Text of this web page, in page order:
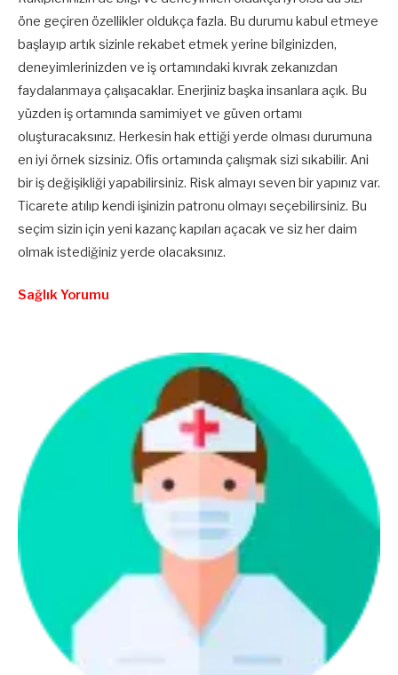
öne geçiren özellikler oldukça fazla. Bu durumu kabul etmeye
başlayıp artık sizinle rekabet etmek yerine bilginizden,
deneyimlerinizden ve iş ortamındaki kıvrak zekanızdan
faydalanmaya çalışacaklar. Enerjiniz başka insanlara açık. Bu
yüzden iş ortamında samimiyet ve güven ortamı
oluşturacaksınız. Herkesin hak ettiği yerde olması durumuna
en iyi örnek sizsiniz. Ofis ortamında çalışmak sizi sıkabilir. Ani
bir iş değişikliği yapabilirsiniz. Risk almayı seven bir yapınız var.
Ticarete atılıp kendi işinizin patronu olmayı seçebilirsiniz. Bu
seçim sizin için yeni kazanç kapıları açacak ve siz her daim
olmak istediğiniz yerde olacaksınız.
Sağlık Yorumu